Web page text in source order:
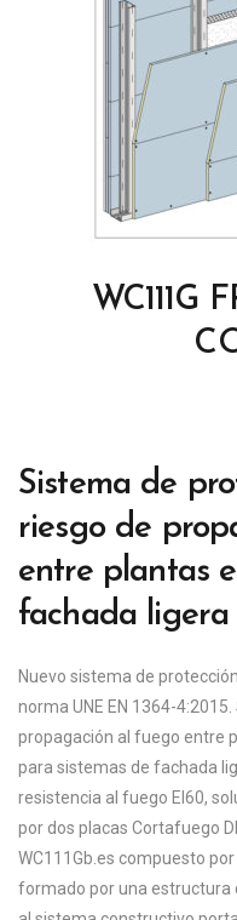
WC111G
Sistema de
riesgo de
entre plantas
fachada ligera
Nuevo sistema de
norma UNE EN 1364-
propagación al fuego entre
para sistemas de fachada
resistencia al fuego EI60,
por dos placas Cortafuego
WC111Gb.es compuesto
formado por una estructura